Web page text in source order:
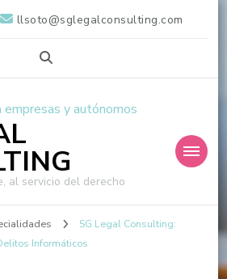
llsoto@sglegalconsulting.com
al servicio del derecho
SG Legal Consulting:
Informáticos